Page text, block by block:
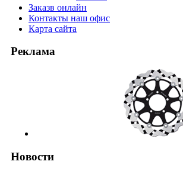
Заказв онлайн
Контакты наш офис
Карта сайта
Реклама
Новости